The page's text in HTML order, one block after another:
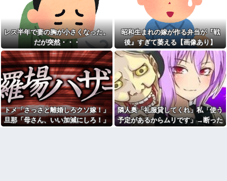
ルプルのチアリーダー
wwwwwwwwww
【衝撃】蓮舫「蓮舫だから叩
いて良いという報道に向き合い
ます！」X民「高市だから叩いて
良いをやってるのがお前だろ」
←これ…w w
【疑問】瀬戸環奈みたいな綺
麗な子がAV女優になる理由
wwwwwww
泥ママ「もういいじゃない！
私だって傷ついてるのに！」→
盗みを責められた泥ママがまさ
かの被害者アピール。その言い
分に周囲から笑いが漏れてしま
い…
み合わなくて…
【腹筋崩壊】見た瞬間吹いた
画像を貼っていくスレｗｗｗｗ
彼女とイタリア旅行にいった
とき、ナイフを持った若者に囲
まれた。とっさの一言が予想外
の展開を呼ぶことになって…
ﾏｸﾄﾞでｷﾞｬﾙﾏﾏ軍団がｶﾞｷを放っ
て動物園。ワシ「自分らのママ
にもっと遊んで欲しいやん
な？」ｶﾞｷ「遊んでほしい」ワシ
「魔法の言葉があるよ」。結
果、阿鼻叫喚ww
【修羅場】父の浮気相手がま
さかの男！？私が突き止めた結
果ｗｗｗｗ
レス半年で妻の胸が小さくなった。
だが突然・・・
昭和生まれの嫁が作る弁当が『戦
後』すぎて萎える【画像あり】
トメ「さっさと離婚しろクソ嫁！」
旦那「母さん、いい加減にしろ！」
隣人奥「礼服貸してくれ」私「使う
予定があるからムリです」→断った